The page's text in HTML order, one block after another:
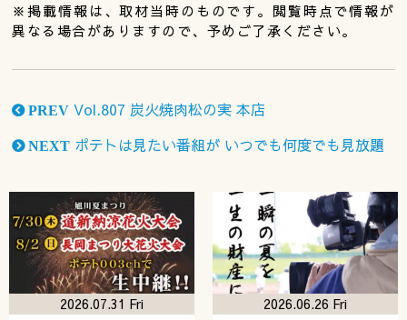
※掲載情報は、取材当時のものです。閲覧時点で情報が
異なる場合がありますので、予めご了承ください。
PREV Vol.807 炭火焼肉松の実 本店
NEXT ポテトは見たい番組が いつでも何度でも見放題
2026.07.31 Fri 2026.06.26 Fri